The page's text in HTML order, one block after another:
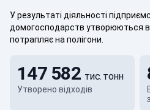
У результаті діяльності
домогосподарств утворюються
потрапляє на полігони.
Утворено відходів
147 582 тис. тонн